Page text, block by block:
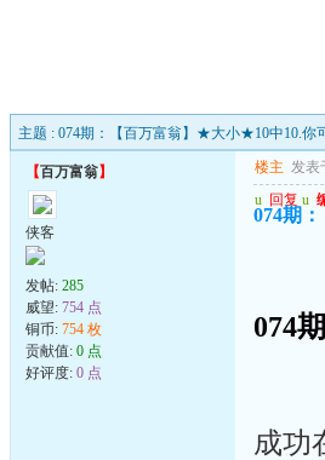
主题 : 074期：【百万富翁】★大小★10中10.你
【百万富翁】
侠客
发帖: 285
威望: 754 点
铜币: 754 枚
贡献值: 0 点
好评度: 0 点
楼主 发表
u 回复 u
074期
074
成功